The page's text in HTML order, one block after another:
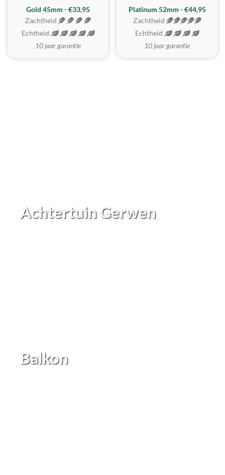
REALISTISCH
Gold 45mm - €33,95
Zachtheid
Echtheid
10 jaar garantie
ZACHTSTE
Platinum 52mm - €44,95
Zachtheid
Echtheid
10 jaar garantie
Achtertuin Gerwen
Balkon